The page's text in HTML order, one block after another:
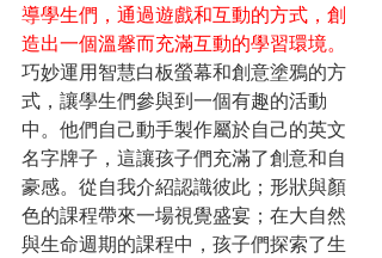
導學生們，通過遊戲和互動的方式，創
造出一個溫馨而充滿互動的學習環境。
巧妙運用智慧白板螢幕和創意塗鴉的方
式，讓學生們參與到一個有趣的活動
中。他們自己動手製作屬於自己的英文
名字牌子，這讓孩子們充滿了創意和自
豪感。從自我介紹認識彼此；形狀與顏
色的課程帶來一場視覺盛宴；在大自然
與生命週期的課程中，孩子們探索了生